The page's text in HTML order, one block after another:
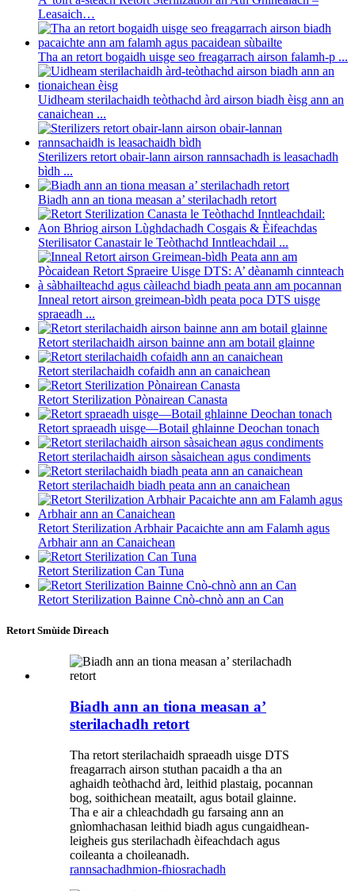
Leasaich…
Tha an retort bogaidh uisge seo freagarrach airson falamh-p ...
Uidheam sterilachaidh teòthachd àrd airson biadh èisg ann an
canaichean ...
Sterilizers retort obair-lann airson rannsachadh is leasachadh
bìdh ...
Biadh ann an tiona measan a’ sterilachadh retort
Sterilisator Canastair le Teòthachd Inntleachdail ...
Inneal retort airson greimean-bìdh peata poca DTS uisge
spraeadh ...
Retort sterilachaidh airson bainne ann am botail glainne
Retort sterilachaidh cofaidh ann an canaichean
Retort Sterilization Pònairean Canasta
Retort spraeadh uisge—Botail ghlainne Deochan tonach
Retort sterilachaidh airson sàsaichean agus condiments
Retort sterilachaidh biadh peata ann an canaichean
Retort Sterilization Arbhair Pacaichte ann am Falamh agus
Arbhair ann an Canaichean
Retort Sterilization Can Tuna
Retort Sterilization Bainne Cnò-chnò ann an Can
Retort Smùide Dìreach
Biadh ann an tiona measan a’
sterilachadh retort
Tha retort sterilachaidh spraeadh uisge DTS
freagarrach airson stuthan pacaidh a tha an
aghaidh teòthachd àrd, leithid plastaig, pocannan
bog, soithichean meatailt, agus botail glainne.
Tha e air a chleachdadh gu farsaing ann an
gnìomhachasan leithid biadh agus cungaidhean-
leigheis gus sterilachadh èifeachdach agus
coileanta a choileanadh.
rannsachadhmion-fhiosrachadh